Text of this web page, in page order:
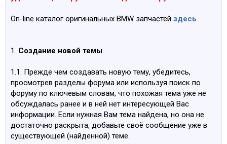
On-line каталог оригинальных BMW запчастей здесь
1. Создание новой темы
1.1. Прежде чем создавать новую тему, убедитесь,
просмотрев разделы форума или используя поиск по
форуму по ключевым словам, что похожая тема уже не
обсуждалась ранее и в ней нет интересующей Вас
информации. Если нужная Вам тема найдена, но она не
достаточно раскрыта, добавьте своё сообщение уже в
существующей (найденной) теме.